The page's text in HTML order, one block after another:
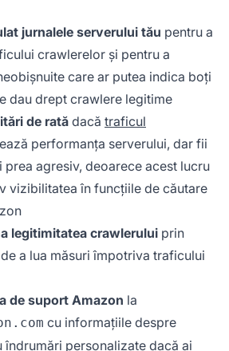
jurnalele serverului tău pentru a
crawlerelor și pentru a
care ar putea indica boți
dau drept crawlere legitime
de rată dacă traficul
performanța serverului, dar fii
prea agresiv, deoarece acest lucru
vizibilitatea în funcțiile de căutare
legitimitatea crawlerului prin
a lua măsuri împotriva traficului
de suport Amazon la
cu informațiile despre
îndrumări personalizate dacă ai